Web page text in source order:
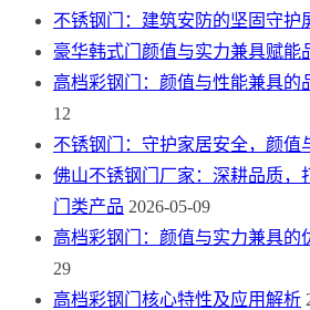
不锈钢门：建筑安防的坚固守护
豪华韩式门颜值与实力兼具赋能
高档彩钢门：颜值与性能兼具的
12
不锈钢门：守护家居安全，颜值
佛山不锈钢门厂家：深耕品质，
门类产品 2026-05-09
高档彩钢门：颜值与实力兼具的
29
高档彩钢门核心特性及应用解析